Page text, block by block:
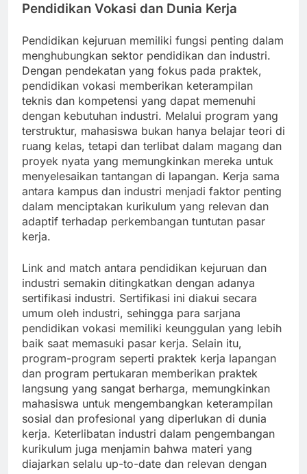
Pendidikan Vokasi dan Dunia Kerja
Pendidikan kejuruan memiliki fungsi penting dalam
menghubungkan sektor pendidikan dan industri.
Dengan pendekatan yang fokus pada praktek,
pendidikan vokasi memberikan keterampilan
teknis dan kompetensi yang dapat memenuhi
dengan kebutuhan industri. Melalui program yang
terstruktur, mahasiswa bukan hanya belajar teori di
ruang kelas, tetapi dan terlibat dalam magang dan
proyek nyata yang memungkinkan mereka untuk
menyelesaikan tantangan di lapangan. Kerja sama
antara kampus dan industri menjadi faktor penting
dalam menciptakan kurikulum yang relevan dan
adaptif terhadap perkembangan tuntutan pasar
kerja.
Link and match antara pendidikan kejuruan dan
industri semakin ditingkatkan dengan adanya
sertifikasi industri. Sertifikasi ini diakui secara
umum oleh industri, sehingga para sarjana
pendidikan vokasi memiliki keunggulan yang lebih
baik saat memasuki pasar kerja. Selain itu,
program-program seperti praktek kerja lapangan
dan program pertukaran memberikan praktek
langsung yang sangat berharga, memungkinkan
mahasiswa untuk mengembangkan keterampilan
sosial dan profesional yang diperlukan di dunia
kerja. Keterlibatan industri dalam pengembangan
kurikulum juga menjamin bahwa materi yang
diajarkan selalu up-to-date dan relevan dengan